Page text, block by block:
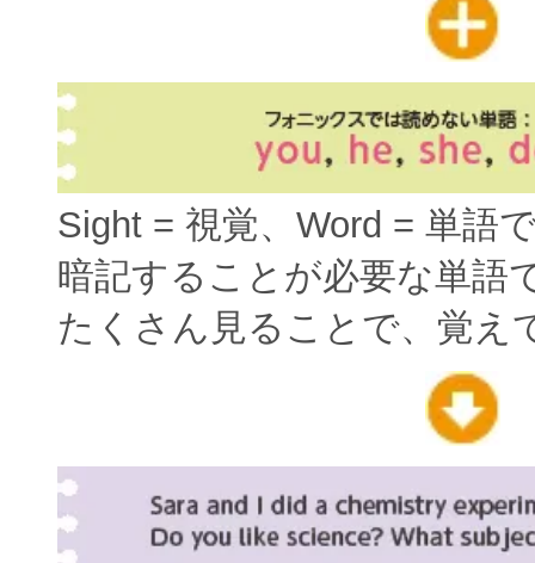
Sight = 視覚、Word = 単語
暗記することが必要な単語
たくさん見ることで、覚え